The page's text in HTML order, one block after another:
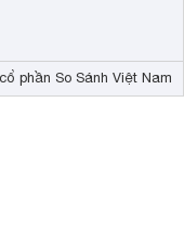
phần So Sánh Việt Nam